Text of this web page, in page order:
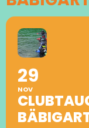
29
NOV